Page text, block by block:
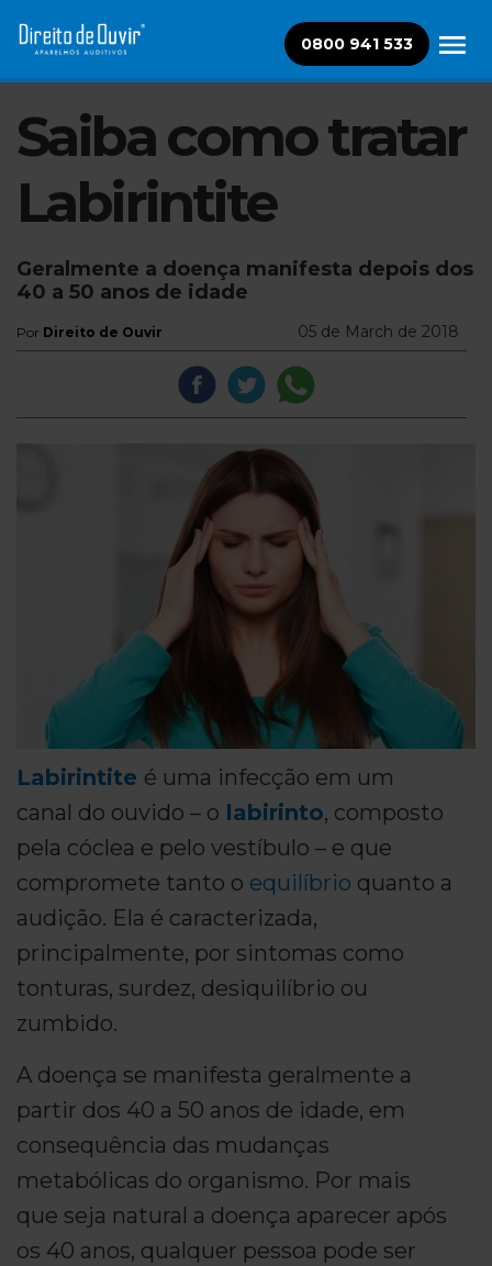
0800 941 533
Saiba como tratar
Labirintite
Geralmente a doença manifesta depois dos
40 a 50 anos de idade
Por Direito de Ouvir 05 de March de 2018
Labirintite é uma infecção em um
canal do ouvido – o labirinto, composto
pela cóclea e pelo vestíbulo – e que
compromete tanto o equilíbrio quanto a
audição. Ela é caracterizada,
principalmente, por sintomas como
tonturas, surdez, desiquilíbrio ou
zumbido.
A doença se manifesta geralmente a
partir dos 40 a 50 anos de idade, em
consequência das mudanças
metabólicas do organismo. Por mais
que seja natural a doença aparecer após
os 40 anos, qualquer pessoa pode ser